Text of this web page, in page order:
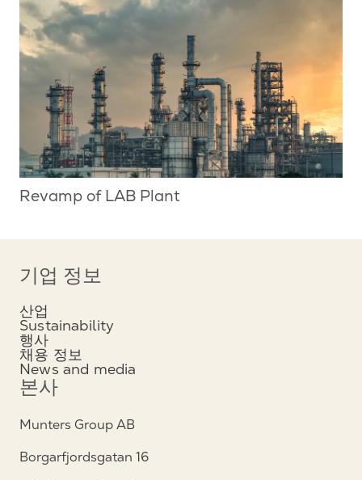
Revamp of LAB Plant
기업 정보
산업
Sustainability
행사
채용 정보
News and media
본사
Munters Group AB
Borgarfjordsgatan 16